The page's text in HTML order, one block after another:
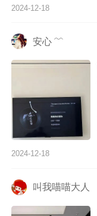
2024-12-18
安心 ﹌
2024-12-18
叫我喵喵大人